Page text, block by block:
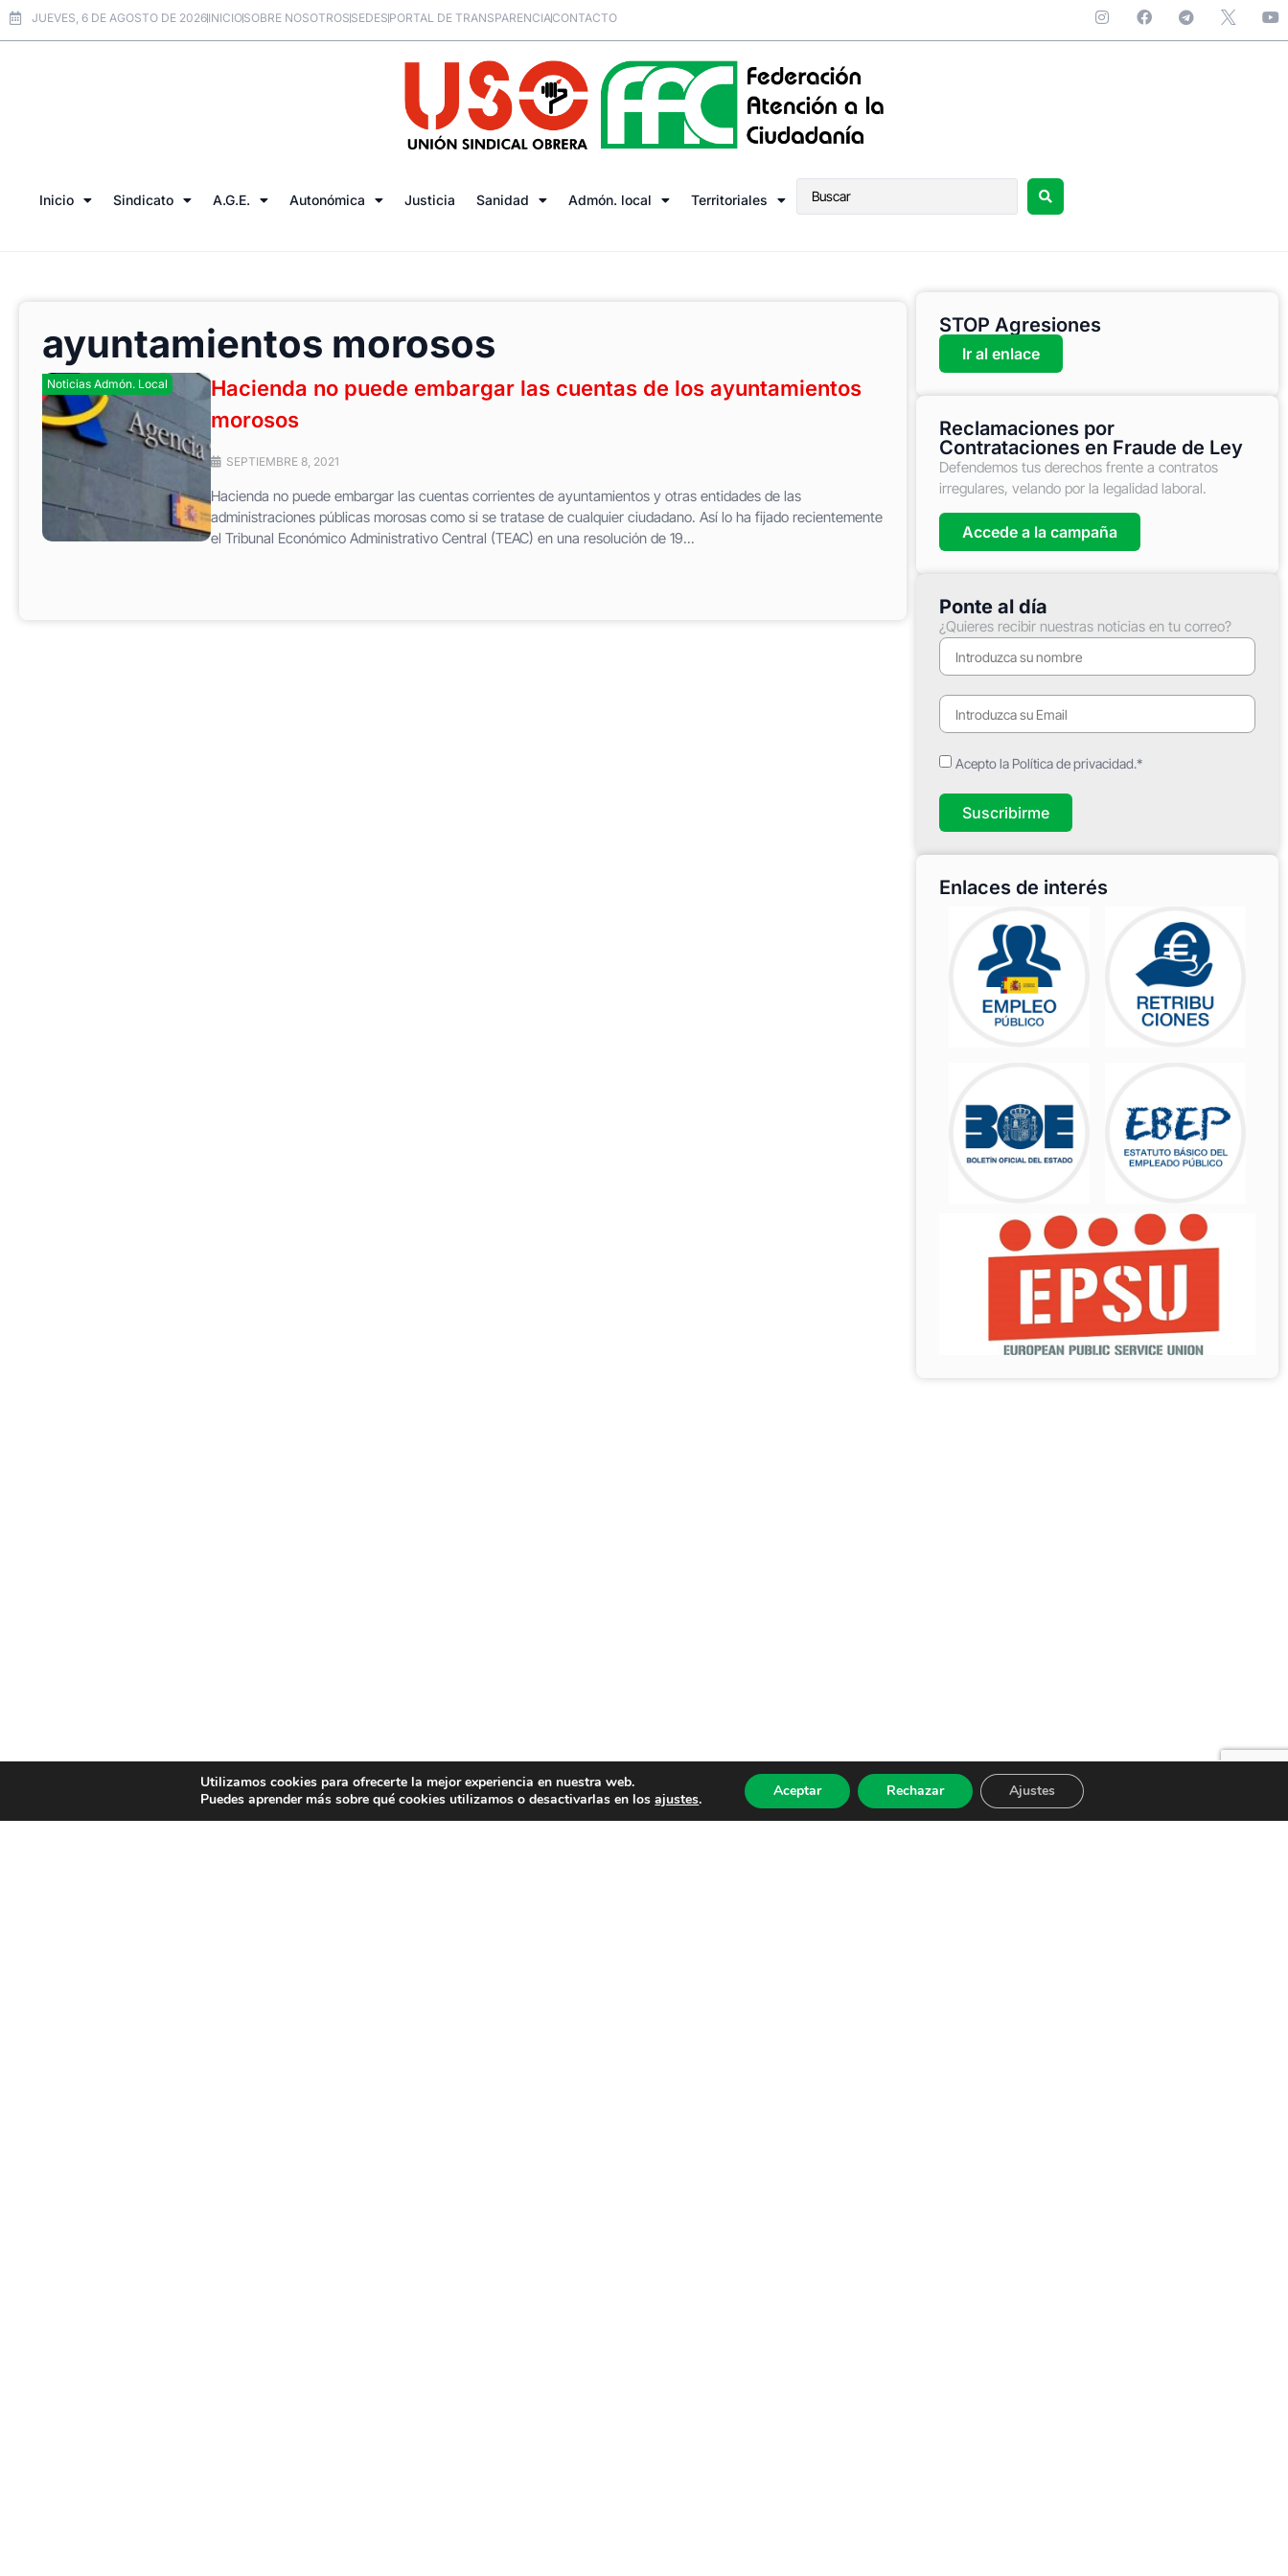
JUEVES, 6 DE AGOSTO DE 2026INICIOSOBRE NOSOTROSSEDESPORTAL DE TRANSPARENCIACONTACTO
Inicio Sindicato A.G.E. Autonómica Justicia Sanidad Admón. local Territoriales
ayuntamientos morosos
Noticias Admón. Local
Hacienda no puede embargar las cuentas de los ayuntamientos
morosos
SEPTIEMBRE 8, 2021
Hacienda no puede embargar las cuentas corrientes de ayuntamientos y otras entidades de las
administraciones públicas morosas como si se tratase de cualquier ciudadano. Así lo ha fijado recientemente
el Tribunal Económico Administrativo Central (TEAC) en una resolución de 19...
STOP Agresiones
Ir al enlace
Reclamaciones por
Contrataciones en Fraude de Ley
Defendemos tus derechos frente a contratos
irregulares, velando por la legalidad laboral.
Accede a la campaña
Ponte al día
¿Quieres recibir nuestras noticias en tu correo?
Acepto la Política de privacidad.*
Suscribirme
Enlaces de interés
Utilizamos cookies para ofrecerte la mejor experiencia en nuestra web.
Puedes aprender más sobre qué cookies utilizamos o desactivarlas en losajustes. Aceptar Rechazar Ajustes